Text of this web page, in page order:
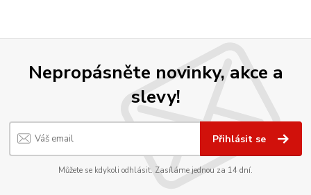
Nepropásněte novinky, akce a
slevy!
Přihlásit se
Můžete se kdykoli odhlásit. Zasíláme jednou za 14 dní.